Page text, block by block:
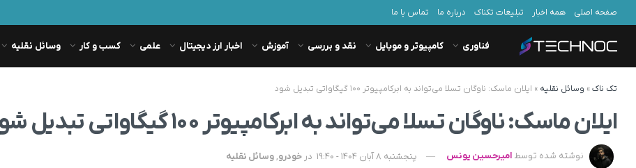
صفحه اصلی همه اخبار تبلیغات تکناک درباره ما تماس با ما
فناوری کامپیوتر و موبایل نقد و بررسی آموزش اخبار ارز دیجیتال علمی کسب و کار وسائل نقلیه
تک ناک» وسائل نقلیه » ایلان ماسک: ناوگان تسلا می‌تواند به ابرکامپیوتر ۱۰۰ گیگاواتی تبدیل شود
ایلان ماسک: ناوگان تسلا می‌تواند به ابرکامپیوتر ۱۰۰ گیگاواتی تبدیل شود
نوشته شده توسط امیرحسین یونس پنجشنبه 8 آبان 1404 - 19:40 در خودرو,وسائل نقلیه